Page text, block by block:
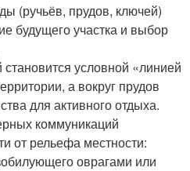
(ручьёв, прудов, ключей)
будущего участка и выбор
условной «линией
а вокруг прудов
для активного отдыха.
коммуникаций
от рельефа местности:
оврагами или